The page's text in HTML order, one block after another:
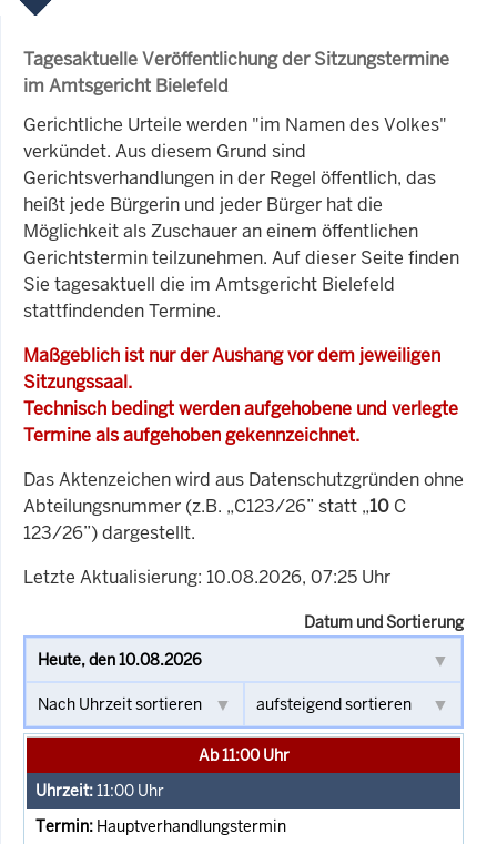
Tagesaktuelle Veröffentlichung der Sitzungstermine
im Amtsgericht Bielefeld
Gerichtliche Urteile werden "im Namen des Volkes"
verkündet. Aus diesem Grund sind
Gerichtsverhandlungen in der Regel öffentlich, das
heißt jede Bürgerin und jeder Bürger hat die
Möglichkeit als Zuschauer an einem öffentlichen
Gerichtstermin teilzunehmen. Auf dieser Seite finden
Sie tagesaktuell die im Amtsgericht Bielefeld
stattfindenden Termine.
Maßgeblich ist nur der Aushang vor dem jeweiligen
Sitzungssaal.
Technisch bedingt werden aufgehobene und verlegte
Termine als aufgehoben gekennzeichnet.
Das Aktenzeichen wird aus Datenschutzgründen ohne
Abteilungsnummer (z.B. „C123/26” statt „10 C
123/26”) dargestellt.
Letzte Aktualisierung: 10.08.2026, 07:25 Uhr
Datum und Sortierung
Ab 11:00 Uhr
11:00 Uhr
Hauptverhandlungstermin